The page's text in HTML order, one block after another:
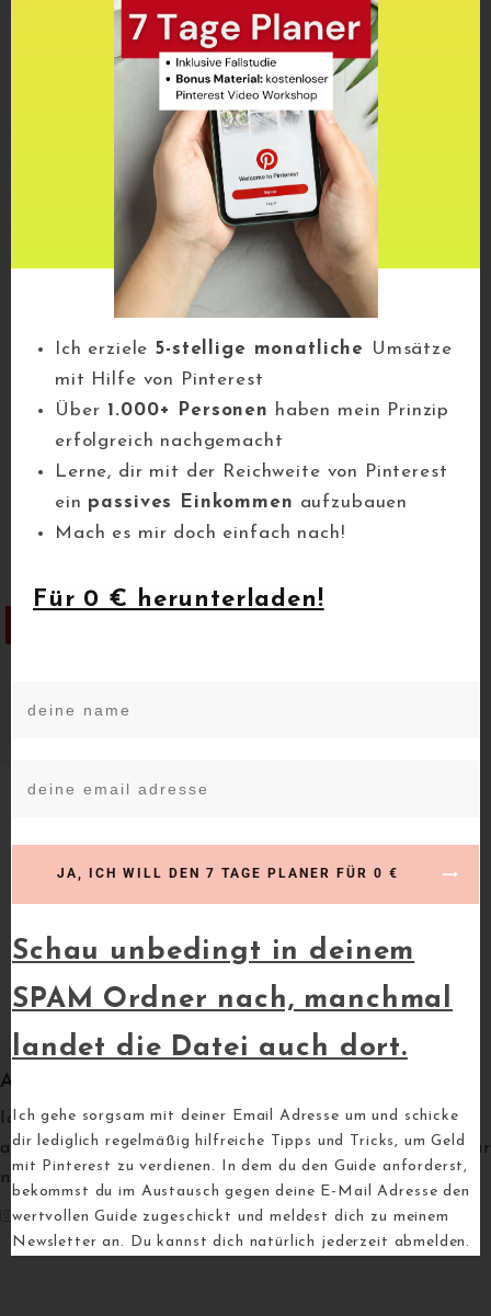
Du kannst den Newsletter jederzeit über den Link in
unserem Newsletter abbestellen.
Wir verwenden Brevo als unsere Marketing-
Plattform. Indem du das Formular absendest,
erklärst du dich einverstanden, dass die von
dir angegebenen persönlichen Informationen
an Brevo zur Bearbeitung übertragen werden
gemäß den Datenschutzrichtlinien von Brevo.
E-Book für 0 € anfordern
Annika
Ich helfe dir mit Pinterest ein passives Einkommen
aufzubauen. Folge mir gern auf Insta und Pinterest für
noch mehr heiße Tipps.
Ich erziele 5-stellige monatliche Umsätze
mit Hilfe von Pinterest
Über 1.000+ Personen haben mein Prinzip
erfolgreich nachgemacht
Lerne, dir mit der Reichweite von Pinterest
ein passives Einkommen aufzubauen
Mach es mir doch einfach nach!
Für 0 € herunterladen!
JA, ICH WILL DEN 7 TAGE PLANER FÜR 0 €
Schau unbedingt in deinem
SPAM Ordner nach, manchmal
landet die Datei auch dort.
Ich gehe sorgsam mit deiner Email Adresse um und schicke
dir lediglich regelmäßig hilfreiche Tipps und Tricks, um Geld
mit Pinterest zu verdienen. In dem du den Guide anforderst,
bekommst du im Austausch gegen deine E-Mail Adresse den
wertvollen Guide zugeschickt und meldest dich zu meinem
Newsletter an. Du kannst dich natürlich jederzeit abmelden.